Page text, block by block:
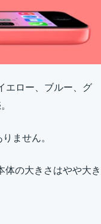
エロー、ブルー、グ
ません。
体の大きさはやや大き